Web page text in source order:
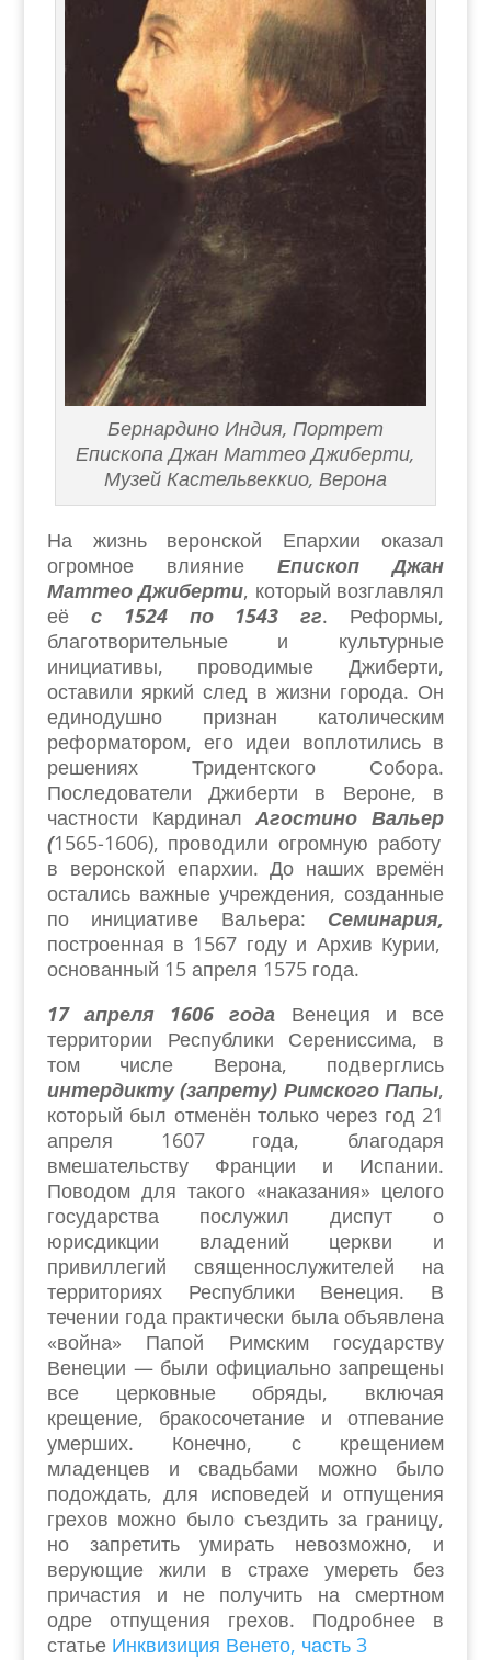
Бернардино Индия, Портрет
Епископа Джан Маттео Джиберти,
Музей Кастельвеккио, Верона
На жизнь веронской Епархии оказал
огромное влияниеЕпископ Джан
Маттео Джиберти, который возглавлял
её с 1524 по 1543 гг. Реформы,
благотворительные и культурные
инициативы, проводимые Джиберти,
оставили яркий след в жизни города. Он
единодушно признан католическим
реформатором, его идеи воплотились в
решениях Тридентского Собора.
Последователи Джиберти в Вероне, в
частности КардиналАгостино Вальер
(1565-1606), проводили огромную работу
в веронской епархии. До наших времён
остались важные учреждения, созданные
по инициативе Вальера: Семинария,
построенная в 1567 году и Архив Курии,
основанный 15 апреля 1575 года.
17 апреля 1606 года Венеция и все
территории Республики Серениссима, в
том числе Верона, подверглись
интердикту (запрету) Римского Папы,
который был отменён только через год 21
апреля 1607 года, благодаря
вмешательству Франции и Испании.
Поводом для такого «наказания» целого
государства послужил диспут о
юрисдикции владений церкви и
привиллегий священнослужителей на
территориях Республики Венеция. В
течении года практически была объявлена
«война» Папой Римским государству
Венеции — были официально запрещены
все церковные обряды, включая
крещение, бракосочетание и отпевание
умерших. Конечно, с крещением
младенцев и свадьбами можно было
подождать, для исповедей и отпущения
грехов можно было съездить за границу,
но запретить умирать невозможно, и
верующие жили в страхе умереть без
причастия и не получить на смертном
одре отпущения грехов. Подробнее в
статье Инквизиция Венето, часть 3